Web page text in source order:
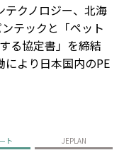
テクノロジー、北海
テックと「ペット
る協定書」を締結
より日本国内のPE
ト JEPLAN